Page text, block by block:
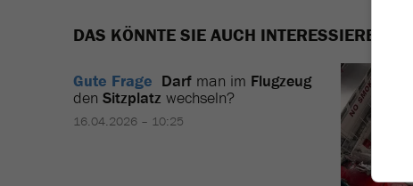
DAS KÖNNTE SIE AUCH INTERESSIEREN
Gute Frage Darf man im Flugzeug
den Sitzplatz wechseln?
16.04.2026 – 10:25